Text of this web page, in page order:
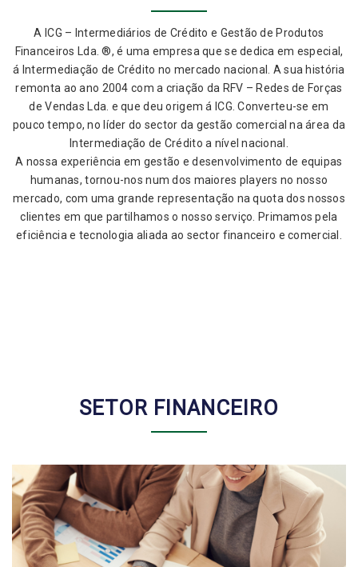
A ICG – Intermediários de Crédito e Gestão de Produtos
Financeiros Lda. ®, é uma empresa que se dedica em especial,
á Intermediação de Crédito no mercado nacional. A sua história
remonta ao ano 2004 com a criação da RFV – Redes de Forças
de Vendas Lda. e que deu origem á ICG. Converteu-se em
pouco tempo, no líder do sector da gestão comercial na área da
Intermediação de Crédito a nível nacional.
A nossa experiência em gestão e desenvolvimento de equipas
humanas, tornou-nos num dos maiores players no nosso
mercado, com uma grande representação na quota dos nossos
clientes em que partilhamos o nosso serviço. Primamos pela
eficiência e tecnologia aliada ao sector financeiro e comercial.
SETOR FINANCEIRO